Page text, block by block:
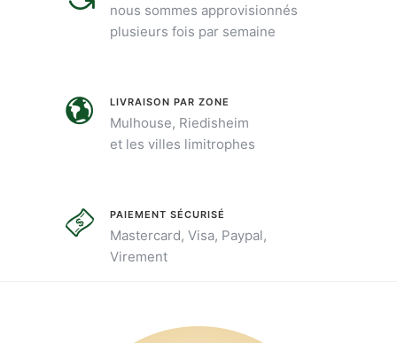
nous sommes approvisionnés
plusieurs fois par semaine
LIVRAISON PAR ZONE
Mulhouse, Riedisheim
et les villes limitrophes
PAIEMENT SÉCURISÉ
Mastercard, Visa, Paypal,
Virement